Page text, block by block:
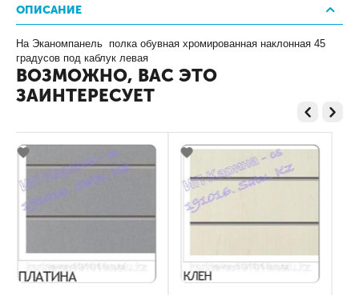
ОПИСАНИЕ
На Эканомпанель полка обувная хромированная наклонная 45
градусов под каблук левая
ВОЗМОЖНО, ВАС ЭТО
ЗАИНТЕРЕСУЕТ